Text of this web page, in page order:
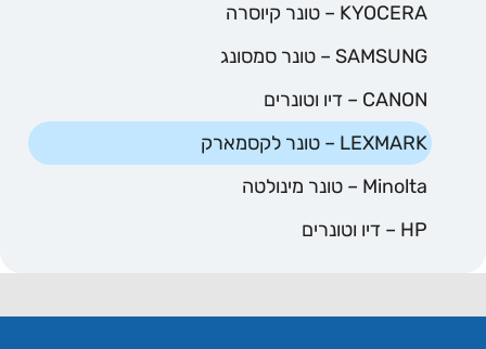
KYOCERA – טונר קיוסרה
SAMSUNG – טונר סמסונג
CANON – דיו וטונרים
LEXMARK – טונר לקסמארק
Minolta – טונר מינולטה
HP – דיו וטונרים